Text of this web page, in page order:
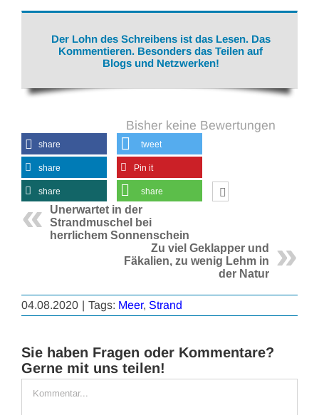
Der Lohn des Schreibens ist das Lesen. Das
Kommentieren. Besonders das Teilen auf
Blogs und Netzwerken!
Bisher keine Bewertungen
share tweet
share Pin it
share share
Unerwartet in der
Strandmuschel bei
herrlichem Sonnenschein
Zu viel Geklapper und
Fäkalien, zu wenig Lehm in
der Natur
04.08.2020 | Tags: Meer, Strand
Sie haben Fragen oder Kommentare?
Gerne mit uns teilen!